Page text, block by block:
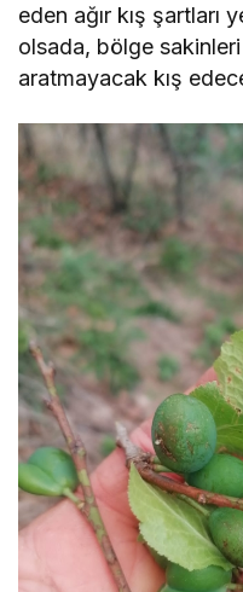
eden ağır kış şartları
olsada, bölge
aratmayacak kış